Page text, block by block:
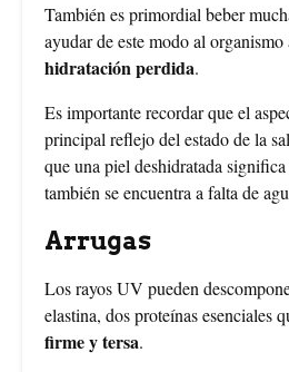
También es primordial beber
ayudar de este modo al organismo
hidratación perdida.
Es importante recordar que el
principal reflejo del estado de la
que una piel deshidratada
también se encuentra a falta de
Arrugas
Los rayos UV pueden
elastina, dos proteínas esenciales
firme y tersa.